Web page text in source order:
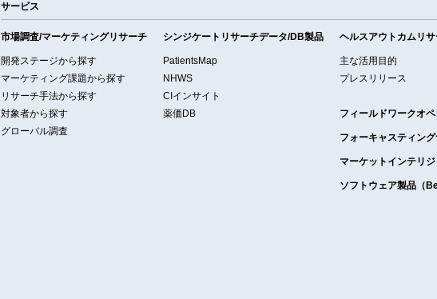
サービス
市場調査/マーケティングリサーチ
開発ステージから探す
マーケティング課題から探す
リサーチ手法から探す
対象者から探す
グローバル調査
シンジケートリサーチデータ/DB製品
PatientsMap
NHWS
CIインサイト
薬価DB
ヘルスアウトカムリ
主な活用目的
プレスリリース
フィールドワークオ
フォーキャスティン
マーケットインテリ
ソフトウェア製品（